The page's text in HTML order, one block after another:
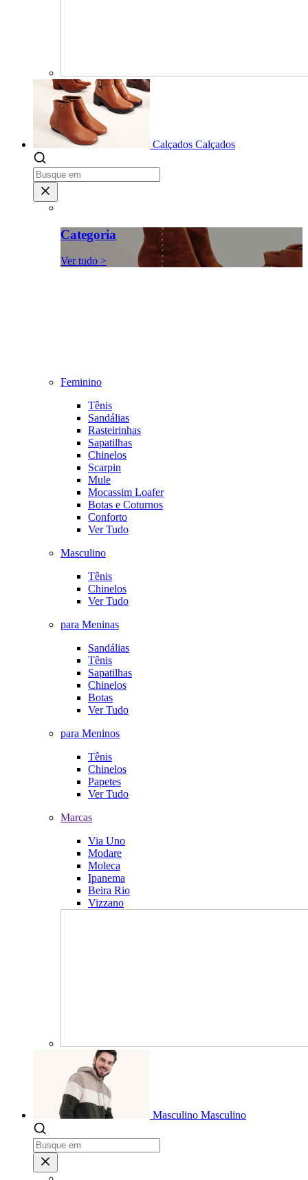
Calçados Calçados
Categoria
Ver tudo >
Feminino
Tênis
Sandálias
Rasteirinhas
Sapatilhas
Chinelos
Scarpin
Mule
Mocassim Loafer
Botas e Coturnos
Conforto
Ver Tudo
Masculino
Tênis
Chinelos
Ver Tudo
para Meninas
Sandálias
Tênis
Sapatilhas
Chinelos
Botas
Ver Tudo
para Meninos
Tênis
Chinelos
Papetes
Ver Tudo
Marcas
Via Uno
Modare
Moleca
Ipanema
Beira Rio
Vizzano
Masculino Masculino